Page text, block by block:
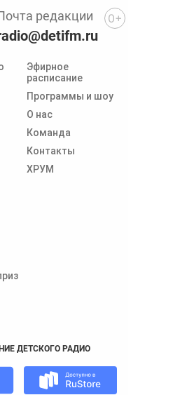
Эфирное
расписание
Программы и шоу
О нас
Команда
Контакты
ХРУМ
редакции
ДЕТСКОГО РАДИО
0+